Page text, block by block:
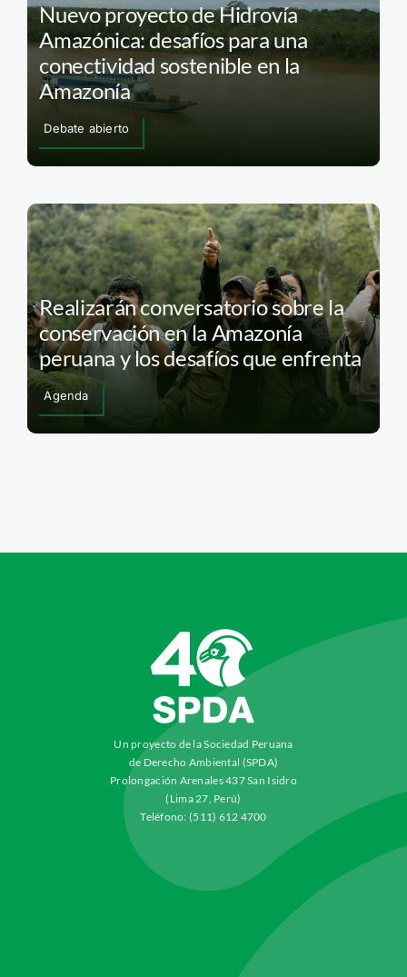
Nuevo proyecto de Hidrovía
Amazónica: desafíos para una
conectividad sostenible en la
Amazonía
Debate abierto
Realizarán conversatorio sobre la
conservación en la Amazonía
peruana y los desafíos que enfrenta
Agenda
Un proyecto de la Sociedad Peruana
de Derecho Ambiental (SPDA)
Prolongación Arenales 437 San Isidro
(Lima 27, Perú)
Teléfono: (511) 612 4700